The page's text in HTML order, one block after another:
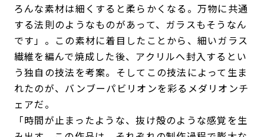
ろんな素材は細くすると柔らかくなる。万物に共通
する法則のようなものがあって、ガラスもそうなん
です」。この素材に着目したことから、細いガラス
繊維を編んで焼成した後、アクリルへ封入するとい
う独自の技法を考案。そしてこの技法によって生ま
れたのが、バンブーパビリオンを彩るメダリオンチ
ェアだ。
「時間が止まったような、抜け殻のような感覚を生